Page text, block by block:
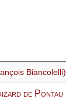
Biancolelli)
de Pontau